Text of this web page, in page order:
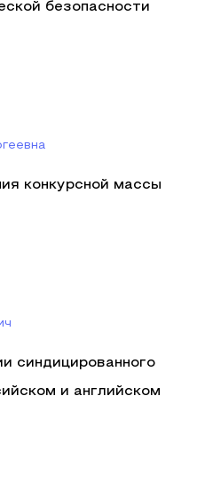
безопасности
конкурсной массы
синдицированного
и английском